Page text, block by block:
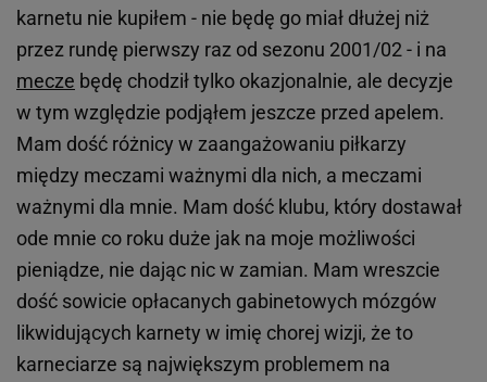
karnetu nie kupiłem - nie będę go miał dłużej niż
przez rundę pierwszy raz od sezonu 2001/02 - i na
mecze będę chodził tylko okazjonalnie, ale decyzje
w tym względzie podjąłem jeszcze przed apelem.
Mam dość różnicy w zaangażowaniu piłkarzy
między meczami ważnymi dla nich, a meczami
ważnymi dla mnie. Mam dość klubu, który dostawał
ode mnie co roku duże jak na moje możliwości
pieniądze, nie dając nic w zamian. Mam wreszcie
dość sowicie opłacanych gabinetowych mózgów
likwidujących karnety w imię chorej wizji, że to
karneciarze są największym problemem na